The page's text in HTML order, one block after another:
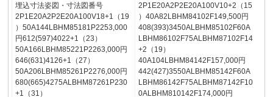
埋込寸法姿図・寸法図番号
2P1E20A2P2E20A100V18+1（19
）50A144LBHM85181P2253,000
円612(597)4022+1（23）
50A166LBHM85221P2263,000円
646(631)4126+1（27）
50A206LBHM85261P2276,000円
680(665)4275ALBHM87261P230
+1（31）
2P1E20A2P2E20A100V10+2（15
）40A82LBHM84102F149,500円
408(393)3450ALBHM85102F60A
LBHM86102F75ALBHM87102F14
+2（19）
40A104LBHM84142F157,000円
442(427)3550ALBHM85142F60A
LBHM86142F75ALBHM87142F10
0ALBHM810142F174,000円